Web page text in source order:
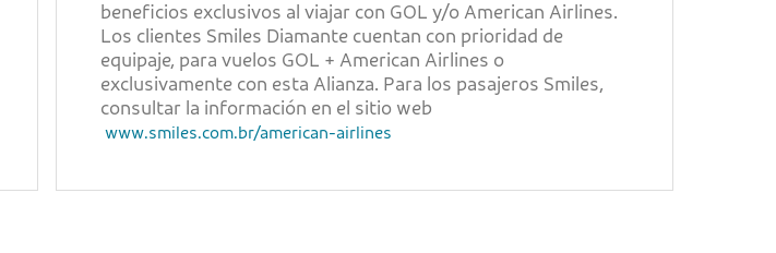
beneficios exclusivos al viajar con GOL y/o American Airlines.
Los clientes Smiles Diamante cuentan con prioridad de
equipaje, para vuelos GOL + American Airlines o
exclusivamente con esta Alianza. Para los pasajeros Smiles,
consultar la información en el sitio web
www.smiles.com.br/american-airlines